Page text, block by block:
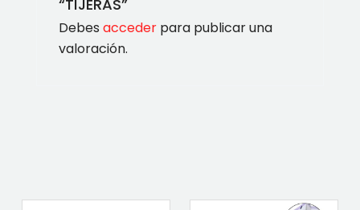
“TIJERAS”
Debes accederpara publicar una
valoración.